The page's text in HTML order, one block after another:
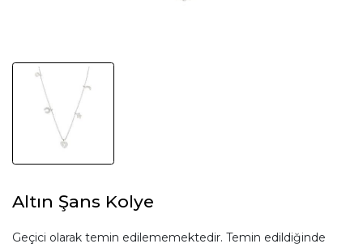
Altın Şans Kolye
Geçici olarak temin edilememektedir. Temin edildiğinde